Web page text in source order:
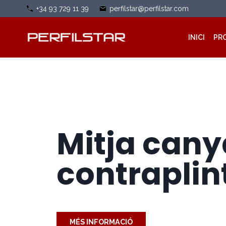
al
+34 93 729 11 39 perfilstar@perfilstar.com
INICI
Mitja
MÉS INFORMACIÓ